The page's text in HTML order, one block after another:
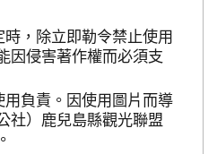
，除立即勒令禁止使用
因侵害著作權而必須支
負責。因使用圖片而導
社）鹿兒島縣觀光聯盟